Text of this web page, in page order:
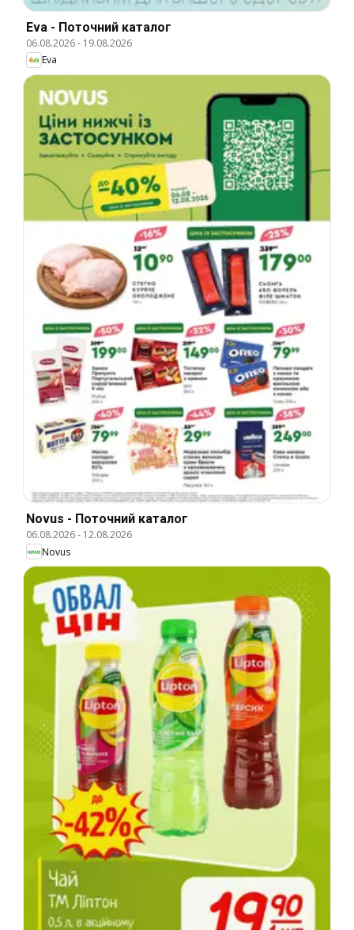
Eva - Поточний каталог
06.08.2026- 19.08.2026
Eva
Novus - Поточний каталог
06.08.2026- 12.08.2026
Novus